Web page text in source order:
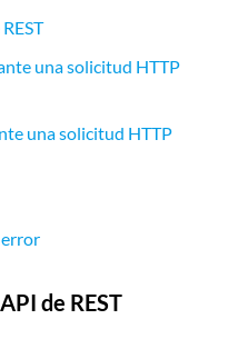
una solicitud HTTP
una solicitud HTTP
error
de REST